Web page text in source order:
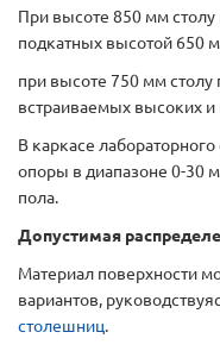
При высоте 850 мм
подкатных высотой 650
при высоте 750 мм
встраиваемых высоких
В каркасе
опоры в диапазоне 0-30
пола.
Допустимая
Материал поверхности
вариантов,
столешниц.